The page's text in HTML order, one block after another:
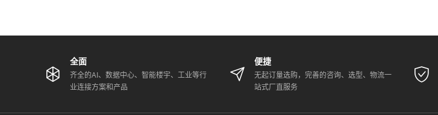
全面
齐全的AI、数据中心、智能楼宇、工业等行
业连接方案和产品
便捷
无起订量选购，完善的咨询、选型、物流一
站式厂直服务